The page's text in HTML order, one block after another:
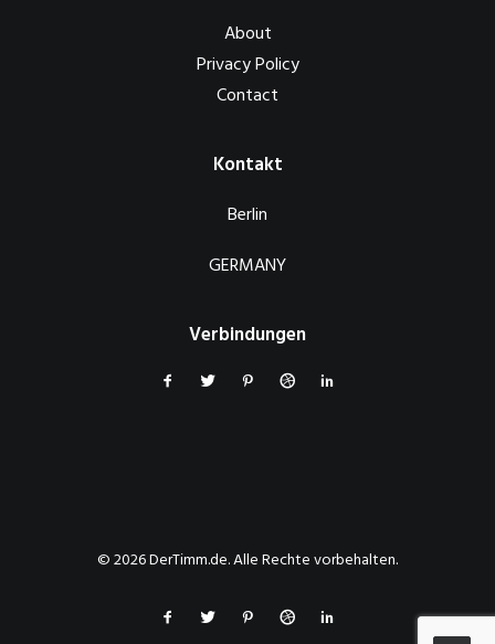
About
Privacy Policy
Contact
Kontakt
Berlin
GERMANY
Verbindungen
© 2026 DerTimm.de. Alle Rechte vorbehalten.